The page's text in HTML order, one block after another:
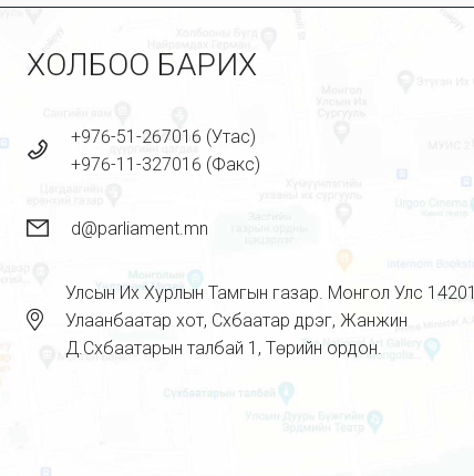
ХОЛБОО БАРИХ
+976-51-267016 (Утас)
+976-11-327016 (Факс)
d@parliament.mn
Улсын Их Хурлын Тамгын газар. Монгол Улс 14201
Улаанбаатар хот, Сүхбаатар дүүрэг, Жанжин
Д.Сүхбаатарын талбай 1, Төрийн ордон.